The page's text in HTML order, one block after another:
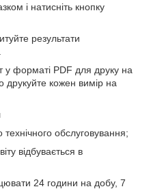
і натисніть кнопку
результати
у форматі PDF для друку на
друкуйте кожен вимір на
обслуговування;
відбувається в
24 години на добу, 7